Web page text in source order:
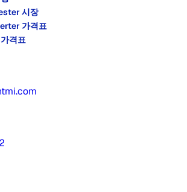
시장
가격표
격표